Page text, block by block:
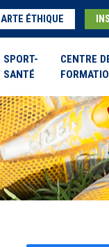
ÉTHIQUE
SPORT-
SANTÉ
CENTRE